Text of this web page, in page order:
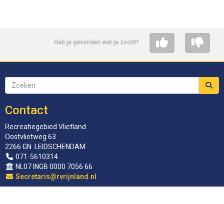
Heb je gevonden wat je zocht?
Contact
Recreatiegebied Vlietland
Oostvlietweg 63
2266 GN LEIDSCHENDAM
071-5610314
NL07 INGB 0000 7056 66
siraterceS@rvrijnland.nl